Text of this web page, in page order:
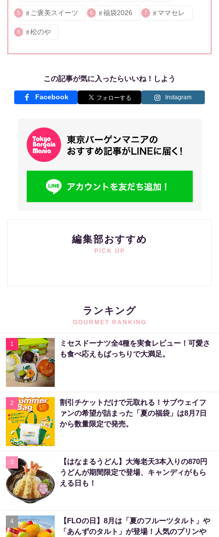
5 ご褒美スイーツ 6 福袋2026 7 ママセレ
8 松のや
この記事が気に入ったらいいね！しよう
Facebook Instagram
編集部おすすめ
PICK UP
ランキング
GOURMET RANKING
1
ミセスドーナツ全4種を実食レビュー！可愛さ
も食べ応えもばっちりで大満足。
2
割引チケットだけで元取れる！サブウェイフ
ァンの希望が詰まった「夏の福袋」は8月7日
から数量限定で発売。
3
【はなまるうどん】大海老天3本入りの870円
うどんが期間限定で登場、キャンディがもら
える日も！
4
【FLOの日】8月は「夏のフルーツタルト」や
「あんずのタルト」が登場！人気のプリンや